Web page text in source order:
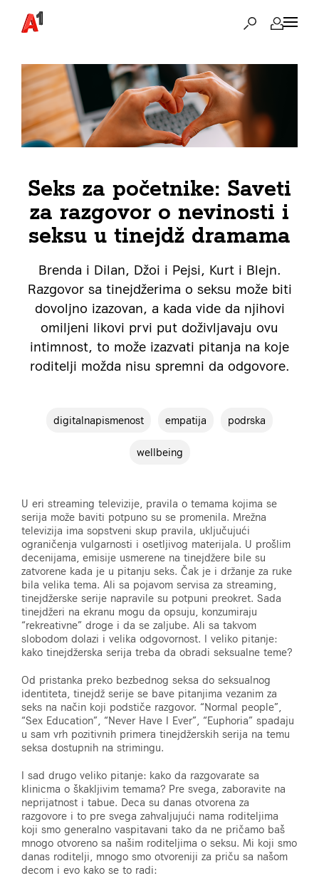
Seks za početnike: Saveti
za razgovor o nevinosti i
seksu u tinejdž dramama
Brenda i Dilan, Džoi i Pejsi, Kurt i Blejn.
Razgovor sa tinejdžerima o seksu može biti
dovoljno izazovan, a kada vide da njihovi
omiljeni likovi prvi put doživljavaju ovu
intimnost, to može izazvati pitanja na koje
roditelji možda nisu spremni da odgovore.
digitalnapismenost empatija podrska
wellbeing
U eri streaming televizije, pravila o temama kojima se
serija može baviti potpuno su se promenila. Mrežna
televizija ima sopstveni skup pravila, uključujući
ograničenja vulgarnosti i osetljivog materijala. U prošlim
decenijama, emisije usmerene na tinejdžere bile su
zatvorene kada je u pitanju seks. Čak je i držanje za ruke
bila velika tema. Ali sa pojavom servisa za streaming,
tinejdžerske serije napravile su potpuni preokret. Sada
tinejdžeri na ekranu mogu da opsuju, konzumiraju
“rekreativne” droge i da se zaljube. Ali sa takvom
slobodom dolazi i velika odgovornost. I veliko pitanje:
kako tinejdžerska serija treba da obradi seksualne teme?
Od pristanka preko bezbednog seksa do seksualnog
identiteta, tinejdž serije se bave pitanjima vezanim za
seks na način koji podstiče razgovor. “Normal people”,
“Sex Education”, “Never Have I Ever”, “Euphoria” spadaju
u sam vrh pozitivnih primera tinejdžerskih serija na temu
seksa dostupnih na strimingu.
I sad drugo veliko pitanje: kako da razgovarate sa
klinicma o škakljivim temama? Pre svega, zaboravite na
neprijatnost i tabue. Deca su danas otvorena za
razgovore i to pre svega zahvaljujući nama roditeljima
koji smo generalno vaspitavani tako da ne pričamo baš
mnogo otvoreno sa našim roditeljima o seksu. Mi koji smo
danas roditelji, mnogo smo otvoreniji za priču sa našom
decom i evo kako se to radi: